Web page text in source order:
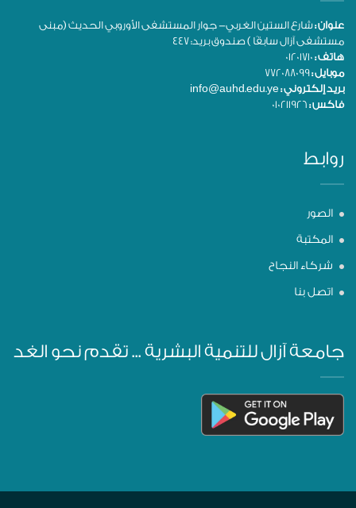
عنوان :شارع الستين الغربي- جوار المستشفى الأوروبي الحديث (مبنى
مستشفى آزال سابقًا ) صندوق بريد: 447
هاتف :
موبايل :
بريد إلكتروني :
فاكس :
روابط
الصور
المكتبة
شركاء النجاح
اتصل بنا
جامعة آزال للتنمية البشرية ... تقدم نحو الغد